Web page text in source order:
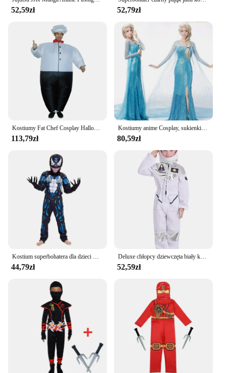
52,59zł 52,79zł
Kostiumy Fat Chef Cosplay Halloween Nadmuchiwane ubrania Zabawny garnitur na imprezę (dorośli, dowolny rozmiar)
113,79zł
Kostiumy anime Cosplay, sukienki z lodu i śnieżna księżniczka, sukienki dla dorosłych księżniczek Elsa, kostiumy sceniczne
80,59zł
Kostium superbohatera dla dzieci Czarny pająk Venom Kostium ducha Onesie 3D Spandex Unisex Kombinezon dla dzieci
44,79zł
Deluxe chłopcy dziewczęta biały kostium astronauty kosmicznej odpowiedni na tydzień książki Halloween karnawał na imprezę tematyczną kosmiczne kostiumy dla dzieci
52,59zł